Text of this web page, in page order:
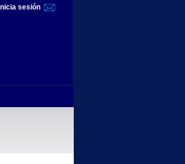
Inicia sesión